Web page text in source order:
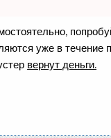
уже в
вернут деньги.